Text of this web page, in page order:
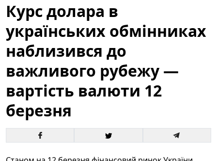
Курс долара в
українських обмінниках
наблизився до
важливого рубежу —
вартість валюти 12
березня